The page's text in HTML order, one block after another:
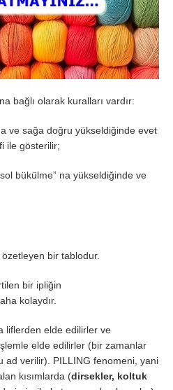
bağlı olarak kuralları vardır:
ve sağa doğru yükseldiğinde evet
ile gösterilir;
bükülme” na yükseldiğinde ve
özetleyen bir tablodur.
bir ipliğin
kolaydır.
liflerden elde edilirler ve
elde edilirler (bir zamanlar
ad verilir). PILLING fenomeni, yani
kısımlarda (dirsekler, koltuk